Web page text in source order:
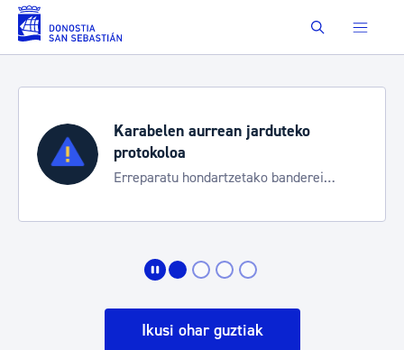
Eduki nagusira joan Buscar
Karabelen aurrean jarduteko
protokoloa
Erreparatu hondartzetako banderei
Ikusi ohar guztiak